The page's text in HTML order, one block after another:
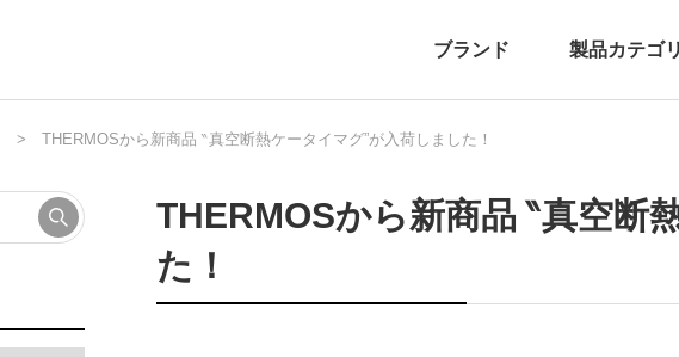
ブランド 製品カテゴ
自転車 自転車パーツ
ニュース プレスリリース
THERMOSから新商品 ‶真空断熱ケータイマグ”が入荷しました！
THERMOSから新商品 ‶真空断
た！